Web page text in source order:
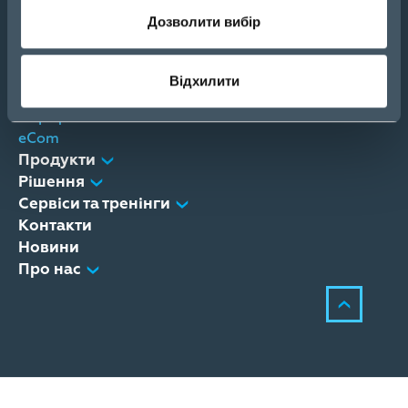
Дозволити вибір
Відхилити
Стати партнером
Портфель
eCom
Продукти
Рішення
Сервіси та тренінги
Контакти
Новини
Про нас